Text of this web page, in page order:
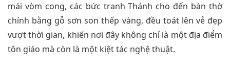
mái vòm cong, các bức tranh Thánh cho đến bàn thờ
chính bằng gỗ sơn son thếp vàng, đều toát lên vẻ đẹp
vượt thời gian, khiến nơi đây không chỉ là một địa điểm
tôn giáo mà còn là một kiệt tác nghệ thuật.